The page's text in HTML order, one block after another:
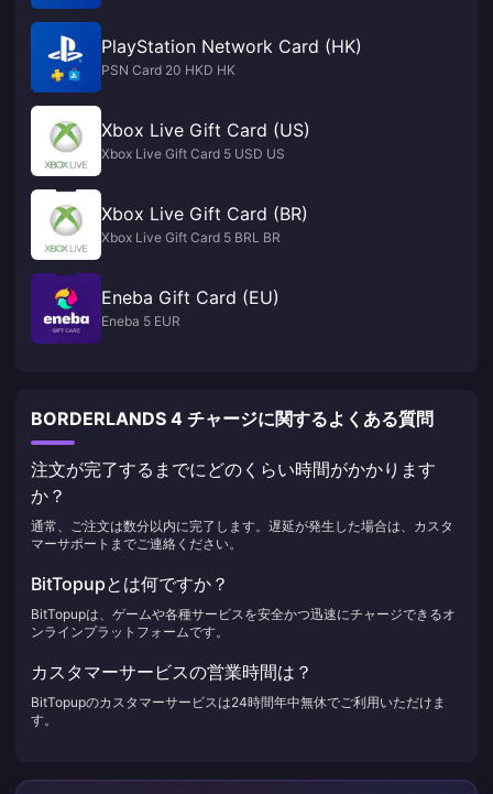
PlayStation Network Card (HK)
PSN Card 20 HKD HK
Xbox Live Gift Card (US)
Xbox Live Gift Card 5 USD US
Xbox Live Gift Card (BR)
Xbox Live Gift Card 5 BRL BR
Eneba Gift Card (EU)
Eneba 5 EUR
BORDERLANDS 4 チャージに関するよくある質問
注文が完了するまでにどのくらい時間がかかります
か？
通常、ご注文は数分以内に完了します。遅延が発生した場合は、カスタ
マーサポートまでご連絡ください。
BitTopupとは何ですか？
BitTopupは、ゲームや各種サービスを安全かつ迅速にチャージできるオ
ンラインプラットフォームです。
カスタマーサービスの営業時間は？
BitTopupのカスタマーサービスは24時間年中無休でご利用いただけま
す。